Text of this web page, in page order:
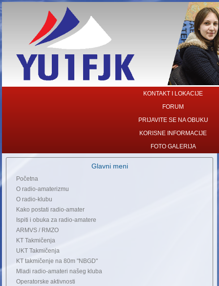
KONTAKT I LOKACIJE
FORUM
PRIJAVITE SE NA OBUKU
KORISNE INFORMACIJE
FOTO GALERIJA
Glavni meni
Početna
O radio-amaterizmu
O radio-klubu
Kako postati radio-amater
Ispiti i obuka za radio-amatere
ARMVS / RMZO
KT Takmičenja
UKT Takmičenja
KT takmičenje na 80m "NBGD"
Mladi radio-amateri našeg kluba
Operatorske aktivnosti